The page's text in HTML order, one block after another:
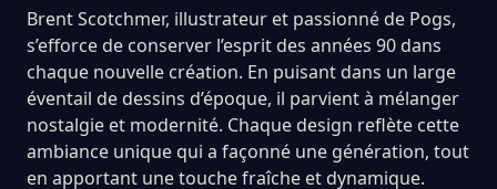
Brent Scotchmer, illustrateur et passionné de Pogs,
s’efforce de conserver l’esprit des années 90 dans
chaque nouvelle création. En puisant dans un large
éventail de dessins d’époque, il parvient à mélanger
nostalgie et modernité. Chaque design reflète cette
ambiance unique qui a façonné une génération, tout
en apportant une touche fraîche et dynamique.